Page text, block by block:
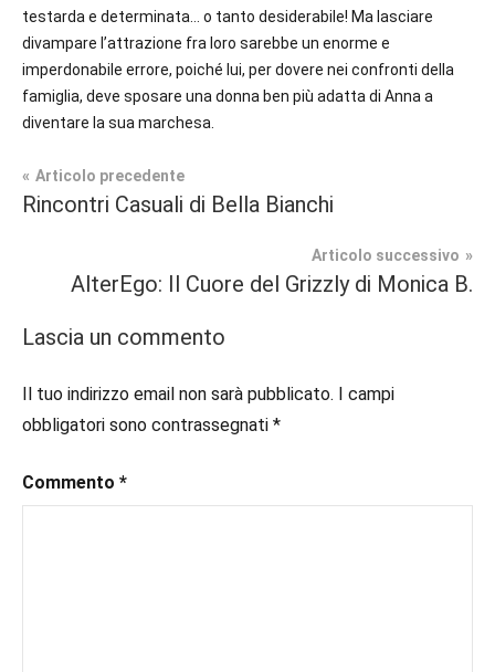
testarda e determinata… o tanto desiderabile! Ma lasciare
divampare l’attrazione fra loro sarebbe un enorme e
imperdonabile errore, poiché lui, per dovere nei confronti della
famiglia, deve sposare una donna ben più adatta di Anna a
diventare la sua marchesa.
Tag
#bloggerlife,
#booklover,
#ebook
#historicalromancebook,
#inspiration
Prossime
Romance
Navigazione
Articolo precedente
Rincontri Casuali di Bella Bianchi
Articolo successivo
AlterEgo: Il Cuore del Grizzly di Monica B.
Lascia un commento
Il tuo indirizzo email non sarà pubblicato. I campi
obbligatori sono contrassegnati *
Commento *